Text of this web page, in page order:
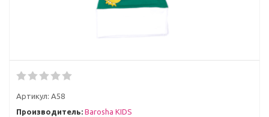
Артикул: А58
Производитель: Barosha KIDS